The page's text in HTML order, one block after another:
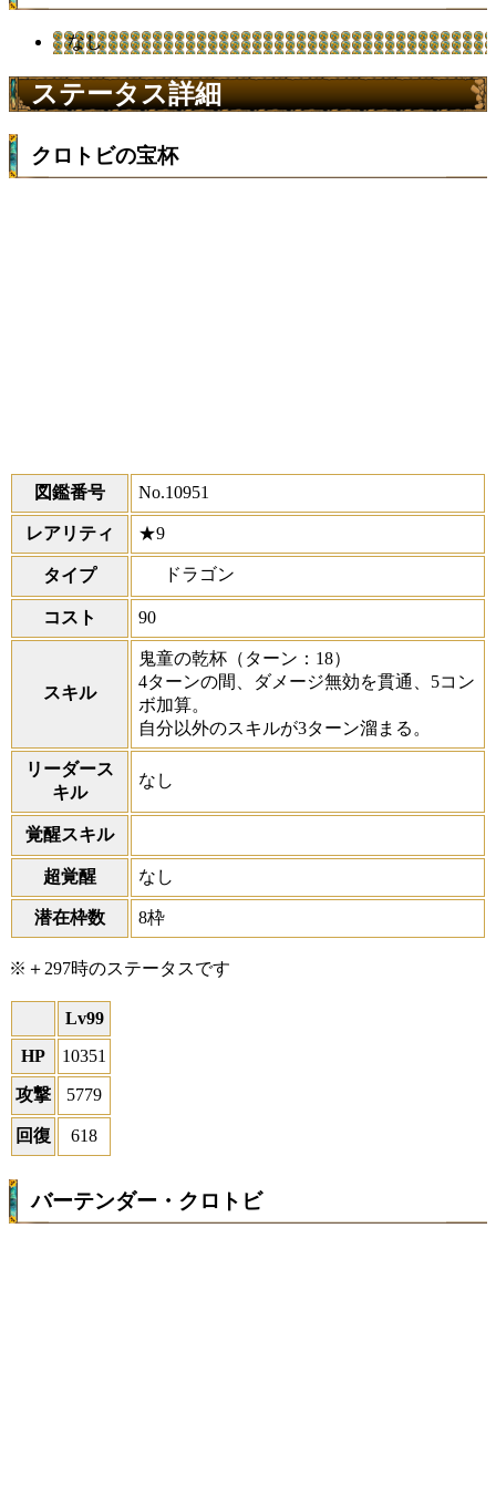
なし
ステータス詳細
クロトビの宝杯
図鑑番号 No.10951
レアリティ ★9
タイプ ドラゴン
コスト 90
スキル
鬼童の乾杯 （ターン：18）
4ターンの間、ダメージ無効を貫通、5コン
ボ加算。
自分以外のスキルが3ターン溜まる。
リーダース
キル
なし
覚醒スキル
超覚醒 なし
潜在枠数 8枠
※＋297時のステータスです
Lv99
HP
10351
攻撃 5779
回復 618
バーテンダー・クロトビ